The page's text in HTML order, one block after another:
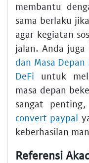
membantu
sama berlaku
agar kegiatan
jalan. Anda juga
dan Masa
DeFi untuk
masa depan
sangat penting,
convert paypal
keberhasilan
Referensi